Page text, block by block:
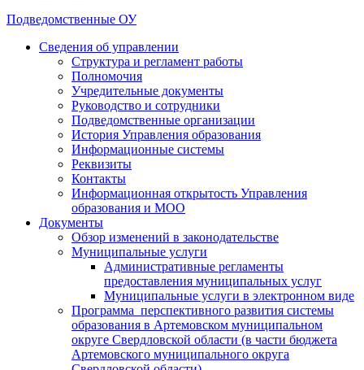
Подведомственные ОУ
Сведения об управлении
Структура и регламент работы
Полномочия
Учредительные документы
Руководство и сотрудники
Подведомственные организации
История Управления образования
Информационные системы
Реквизиты
Контакты
Информационная открытость Управления
образования и МОО
Документы
Обзор изменений в законодательстве
Муниципальные услуги
Административные регламенты
предоставления муниципальных услуг
Муниципальные услуги в электронном виде
Программа перспективного развития системы
образования в Артемовском муниципальном
округе Свердловской области (в части бюджета
Артемовского муниципального округа